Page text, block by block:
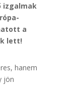
izgalmak
a
lett!
hanem
jön